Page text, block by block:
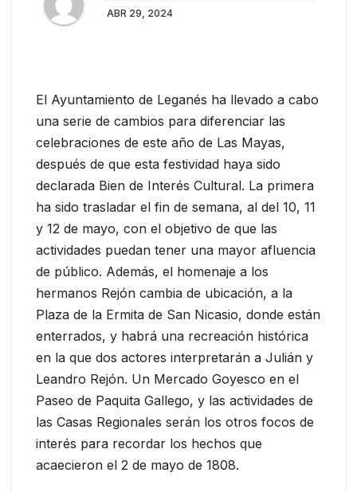
ABR 29, 2024
El Ayuntamiento de Leganés ha llevado a cabo
una serie de cambios para diferenciar las
celebraciones de este año de Las Mayas,
después de que esta festividad haya sido
declarada Bien de Interés Cultural. La primera
ha sido trasladar el fin de semana, al del 10, 11
y 12 de mayo, con el objetivo de que las
actividades puedan tener una mayor afluencia
de público. Además, el homenaje a los
hermanos Rejón cambia de ubicación, a la
Plaza de la Ermita de San Nicasio, donde están
enterrados, y habrá una recreación histórica
en la que dos actores interpretarán a Julián y
Leandro Rejón. Un Mercado Goyesco en el
Paseo de Paquita Gallego, y las actividades de
las Casas Regionales serán los otros focos de
interés para recordar los hechos que
acaecieron el 2 de mayo de 1808.